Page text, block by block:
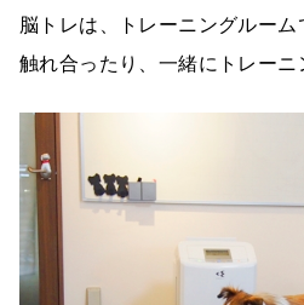
脳トレは、トレーニングルー
触れ合ったり、一緒にトレーニ